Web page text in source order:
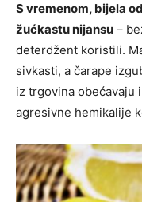
S vremenom, bijela
žućkastu nijansu –
deterdžent koristili.
sivkasti, a čarape
iz trgovina obećavaju
agresivne hemikalije